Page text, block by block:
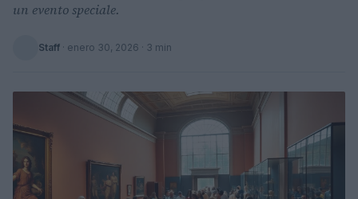
un evento speciale.
Staff · enero 30, 2026 · 3 min